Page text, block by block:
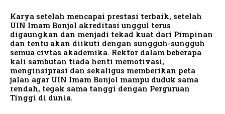
Karya setelah mencapai prestasi terbaik, setelah
UIN Imam Bonjol akreditasi unggul terus
digaungkan dan menjadi tekad kuat dari Pimpinan
dan tentu akan diikuti dengan sungguh-sungguh
semua civtas akademika. Rektor dalam beberapa
kali sambutan tiada henti memotivasi,
menginsiprasi dan sekaligus memberikan peta
jalan agar UIN Imam Bonjol mampu duduk sama
rendah, tegak sama tanggi dengan Perguruan
Tinggi di dunia.